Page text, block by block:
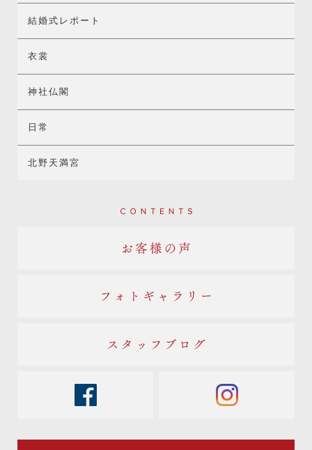
結婚式レポート
衣裳
神社仏閣
日常
北野天満宮
Contents
お客様の声
フォトギャラリー
スタッフブログ
instagram